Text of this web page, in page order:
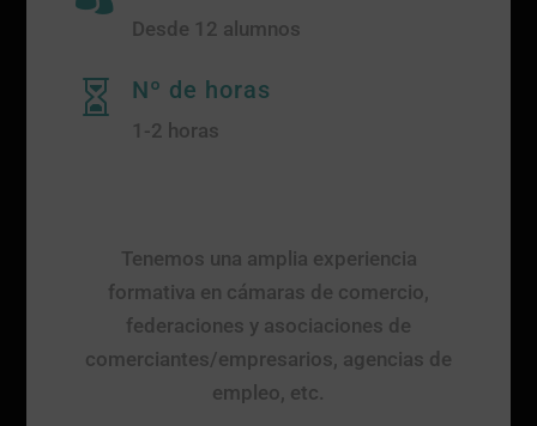
Desde 12 alumnos
 Nº de horas
1-2 horas
Tenemos una amplia experiencia
formativa en cámaras de comercio,
federaciones y asociaciones de
comerciantes/empresarios, agencias de
empleo, etc.